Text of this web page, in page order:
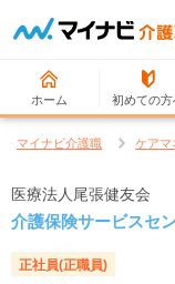
ホーム 初めての方
マイナビ介護職 ケアマ
医療法人尾張健友会
介護保険サービスセ
正社員(正職員)